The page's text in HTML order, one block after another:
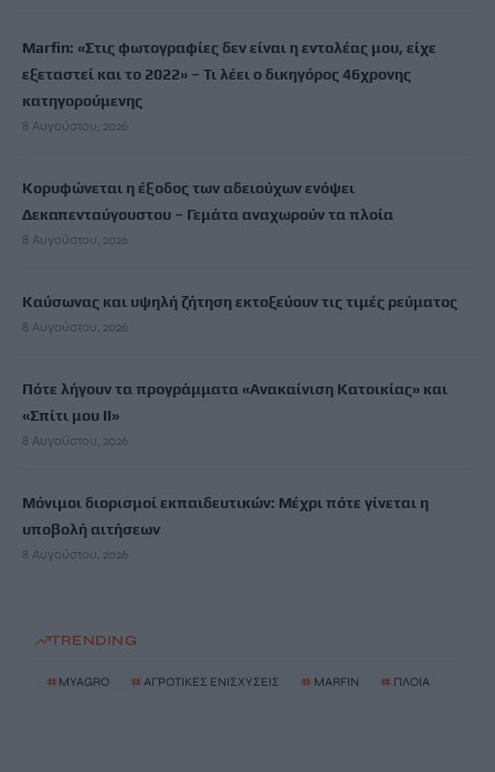
Marfin: «Στις φωτογραφίες δεν είναι η εντολέας μου, είχε
εξεταστεί και το 2022» – Τι λέει ο δικηγόρος 46χρονης
κατηγορούμενης
8 Αυγούστου, 2026
Κορυφώνεται η έξοδος των αδειούχων ενόψει
Δεκαπενταύγουστου – Γεμάτα αναχωρούν τα πλοία
8 Αυγούστου, 2026
Καύσωνας και υψηλή ζήτηση εκτοξεύουν τις τιμές ρεύματος
8 Αυγούστου, 2026
Πότε λήγουν τα προγράμματα «Ανακαίνιση Κατοικίας» και
«Σπίτι μου ΙΙ»
8 Αυγούστου, 2026
Μόνιμοι διορισμοί εκπαιδευτικών: Μέχρι πότε γίνεται η
υποβολή αιτήσεων
8 Αυγούστου, 2026
TRENDING
# MYAGRO # ΑΓΡΟΤΙΚΕΣ ΕΝΙΣΧΥΣΕΙΣ # MARFIN # ΠΛΟΙΑ